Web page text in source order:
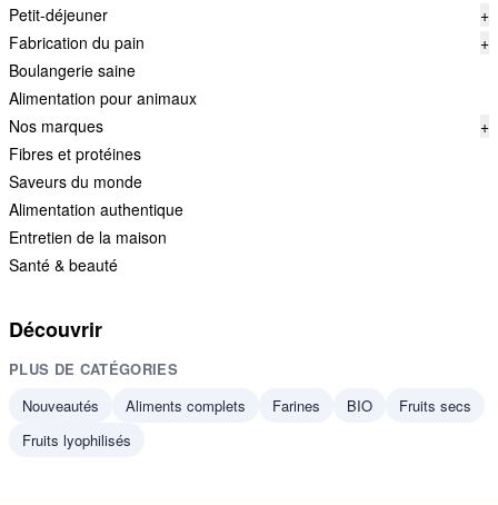
Petit-déjeuner
+
Fabrication du pain
+
Boulangerie saine
Alimentation pour animaux
Nos marques
+
Fibres et protéines
Saveurs du monde
Alimentation authentique
Entretien de la maison
Santé & beauté
Découvrir
PLUS DE CATÉGORIES
Nouveautés
Aliments complets Farines BIO
Fruits secs
Fruits lyophilisés